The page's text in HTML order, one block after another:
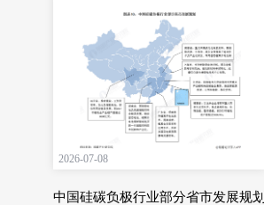
2026-07-08
中国硅碳负极行业部分省市发展规划